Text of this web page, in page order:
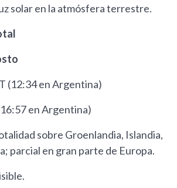
solar en la atmósfera terrestre.
(12:34 en Argentina)
en Argentina)
sobre Groenlandia, Islandia,
parcial en gran parte de Europa.